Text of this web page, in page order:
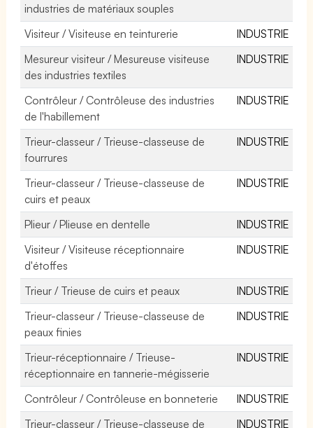
industries de matériaux souples
Visiteur / Visiteuse en teinturerie
INDUSTRIE
Mesureur visiteur / Mesureuse visiteuse
des industries textiles
INDUSTRIE
Contrôleur / Contrôleuse des industries
de l'habillement
INDUSTRIE
Trieur-classeur / Trieuse-classeuse de
fourrures
INDUSTRIE
Trieur-classeur / Trieuse-classeuse de
cuirs et peaux
INDUSTRIE
Plieur / Plieuse en dentelle
INDUSTRIE
Visiteur / Visiteuse réceptionnaire
d'étoffes
INDUSTRIE
Trieur / Trieuse de cuirs et peaux
INDUSTRIE
Trieur-classeur / Trieuse-classeuse de
peaux finies
INDUSTRIE
Trieur-réceptionnaire / Trieuse-
réceptionnaire en tannerie-mégisserie
INDUSTRIE
Contrôleur / Contrôleuse en bonneterie
INDUSTRIE
Trieur-classeur / Trieuse-classeuse de
INDUSTRIE